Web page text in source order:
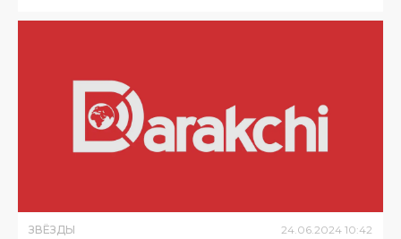
ЗВЁЗДЫ 24.06.2024 10:42